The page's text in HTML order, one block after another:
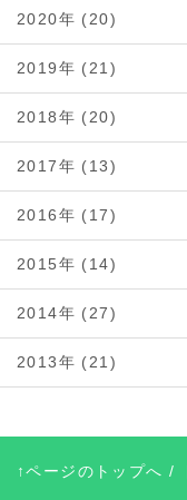
2020年 (20)
2019年 (21)
2018年 (20)
2017年 (13)
2016年 (17)
2015年 (14)
2014年 (27)
2013年 (21)
↑ページのトップへ /